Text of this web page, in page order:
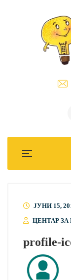
ЈУНИ 15,
ЦЕНТАР ЗА
profile-